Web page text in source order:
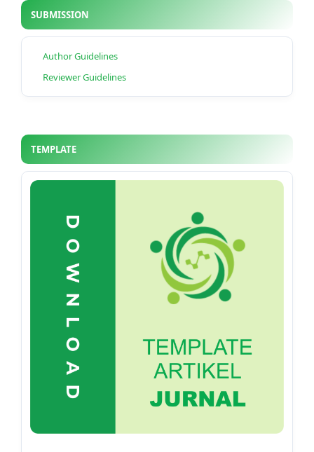
SUBMISSION
Author Guidelines
Reviewer Guidelines
TEMPLATE